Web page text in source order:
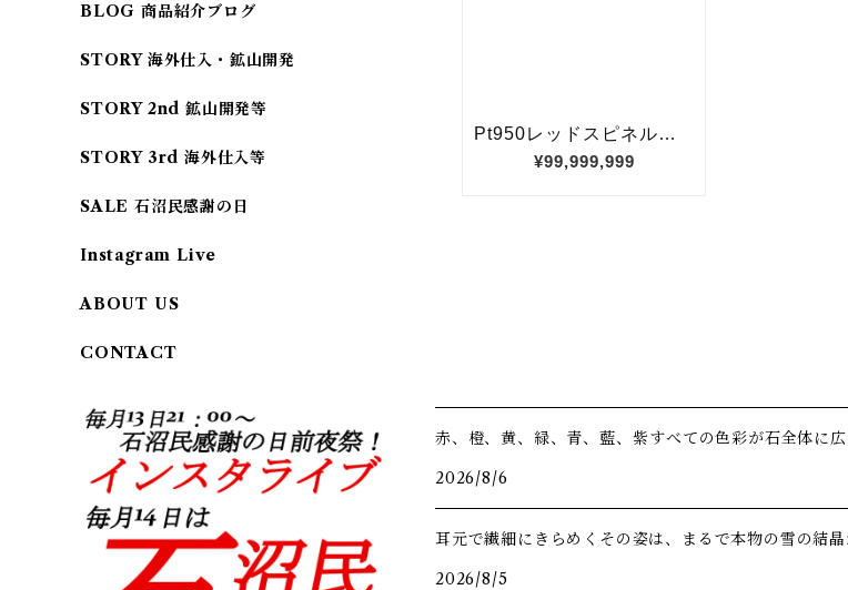
赤、橙、黄、緑、青、藍、紫――すべての色彩が石全体
2026/8/6
耳元で繊細にきらめくその姿は、まるで本物の雪の結
2026/8/5
BLOG 商品紹介ブログ
STORY 海外仕入・鉱山開発
STORY 2nd 鉱山開発等
STORY 3rd 海外仕入等
SALE 石沼民感謝の日
Instagram Live
ABOUT US
CONTACT